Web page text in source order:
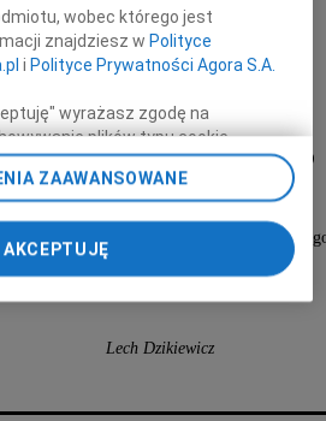
Tadeusza Szurskiego
Przyjaciela i zawsze
od czasów studiów uniwersyteckich
Lech Dzikiewicz
wobec którego jest
znajdziesz w Polityce
i Polityce Prywatności Agora S.A.
wyrażasz zgodę na
plików typu cookie
Partnerów i Agora S.A.
Możesz też w każdej
dot. plików cookie,
do zarządzania Twoimi
danych poprzez
w stopce serwisu i
zaawansowane”.
ZAAWANSOWANE
AKCEPTUJĘ